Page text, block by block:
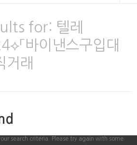
for: 텔레
「바이낸스구입대
거래
search criteria. Please try again with some